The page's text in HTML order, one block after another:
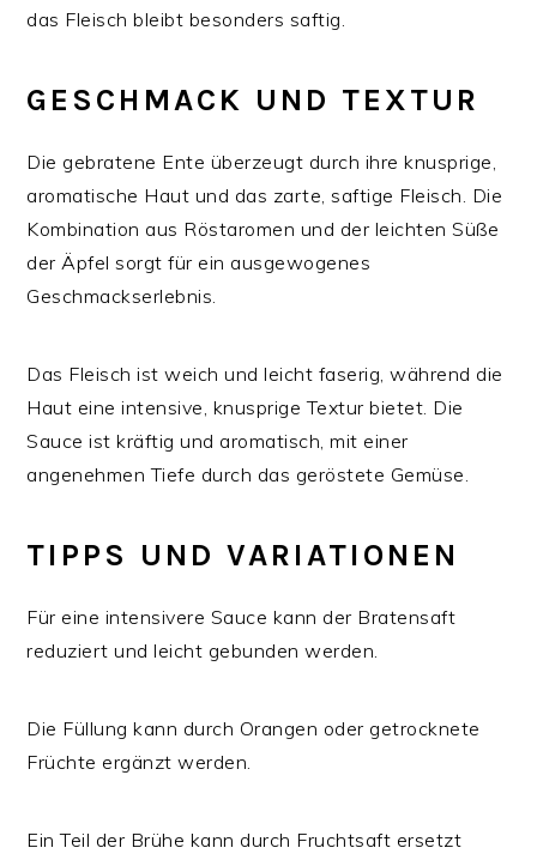
das Fleisch bleibt besonders saftig.
GESCHMACK UND TEXTUR
Die gebratene Ente überzeugt durch ihre knusprige,
aromatische Haut und das zarte, saftige Fleisch. Die
Kombination aus Röstaromen und der leichten Süße
der Äpfel sorgt für ein ausgewogenes
Geschmackserlebnis.
Das Fleisch ist weich und leicht faserig, während die
Haut eine intensive, knusprige Textur bietet. Die
Sauce ist kräftig und aromatisch, mit einer
angenehmen Tiefe durch das geröstete Gemüse.
TIPPS UND VARIATIONEN
Für eine intensivere Sauce kann der Bratensaft
reduziert und leicht gebunden werden.
Die Füllung kann durch Orangen oder getrocknete
Früchte ergänzt werden.
Ein Teil der Brühe kann durch Fruchtsaft ersetzt